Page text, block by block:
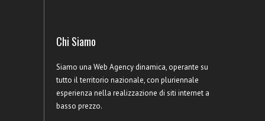
Chi Siamo
Siamo una Web Agency dinamica, operante su
tutto il territorio nazionale, con pluriennale
esperienza nella realizzazione di siti internet a
basso prezzo.